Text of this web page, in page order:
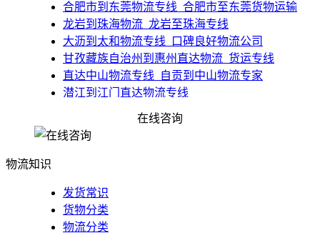
​合肥市到东莞物流专线_合肥市至东莞货物运输
​龙岩到珠海物流_龙岩至珠海专线
​大沥到太和物流专线_口碑良好物流公司
甘孜藏族自治州到惠州直达物流_货运专线
直达中山物流专线_自贡到中山物流专家
潜江到江门直达物流专线
佛山到邢台新河县物流公司_货运公司
在线咨询
物流知识
发货常识
货物分类
物流分类